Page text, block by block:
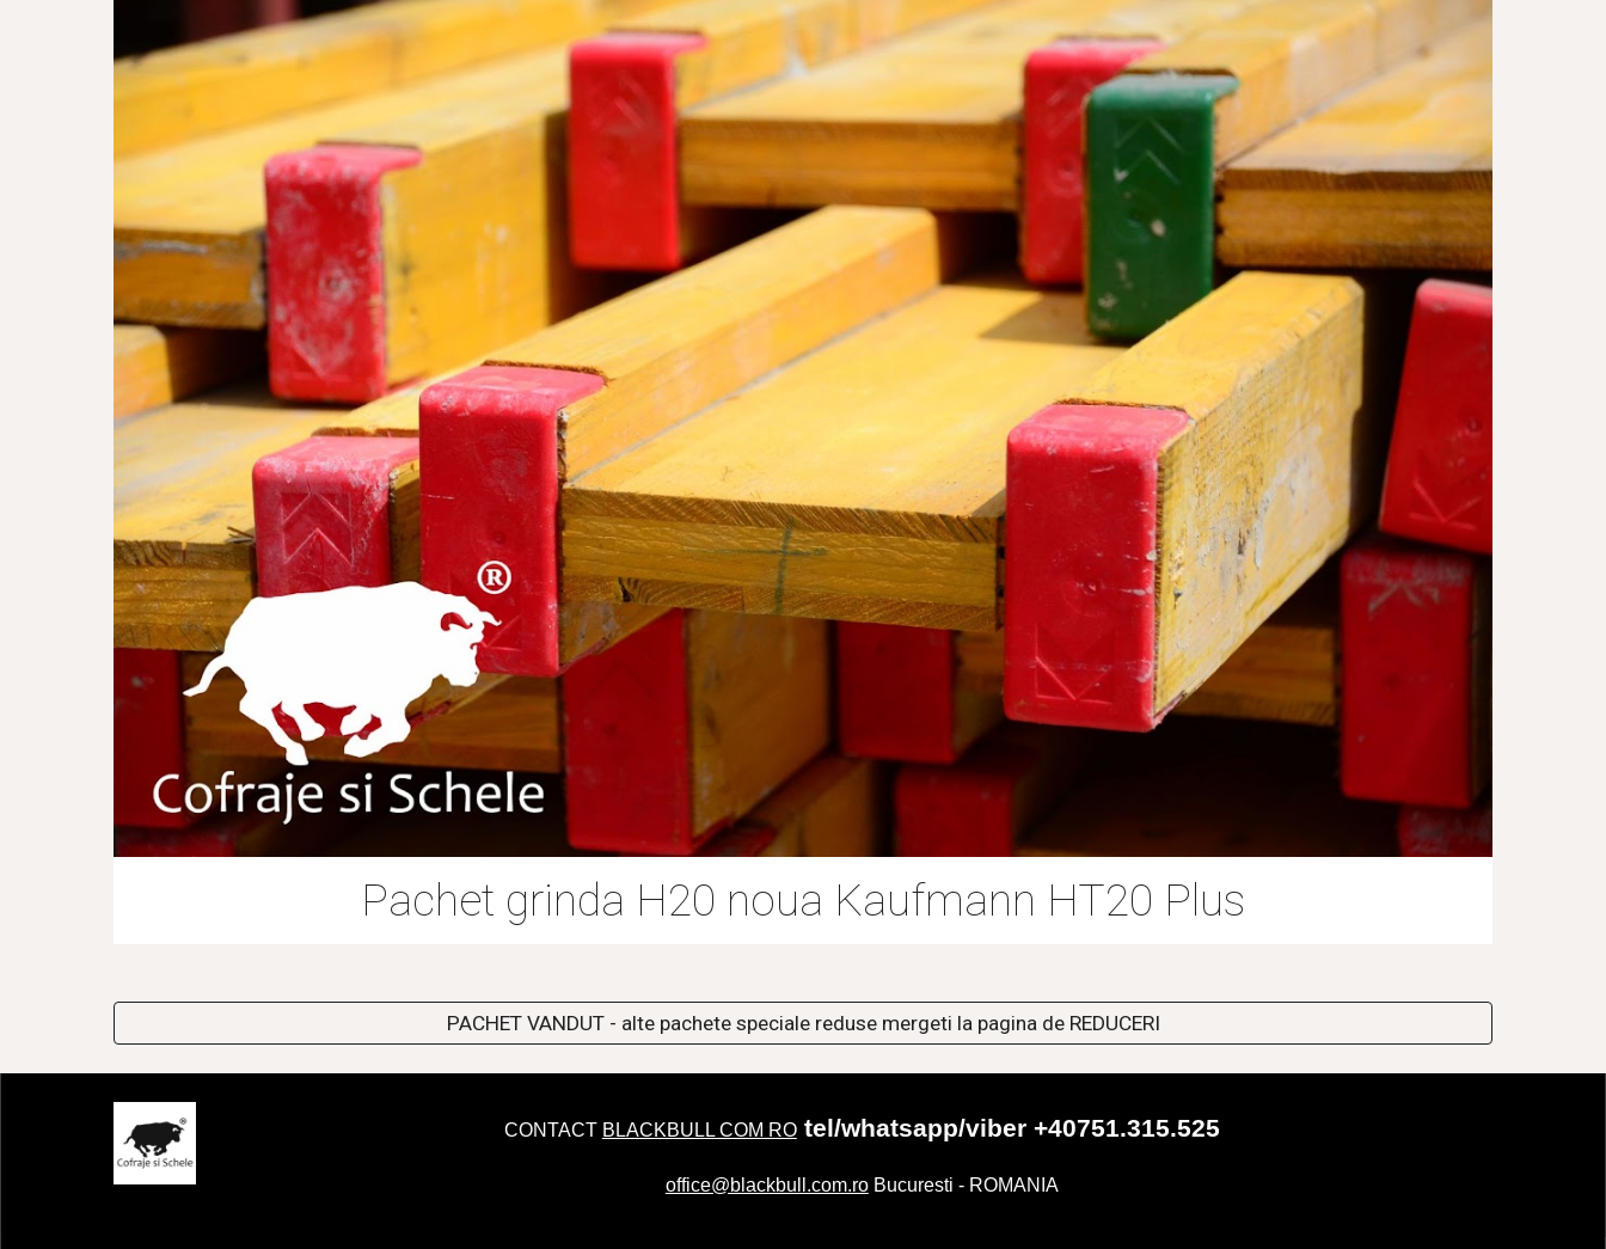
Pachet grinda H20 noua Kaufmann HT20 Plus
PACHET VANDUT - alte pachete speciale reduse mergeti la pagina de REDUCERI
CONTACT BLACKBULL COM RO tel/whatsapp/viber +40751.315.525
office@blackbull.com.roBucuresti - ROMANIA